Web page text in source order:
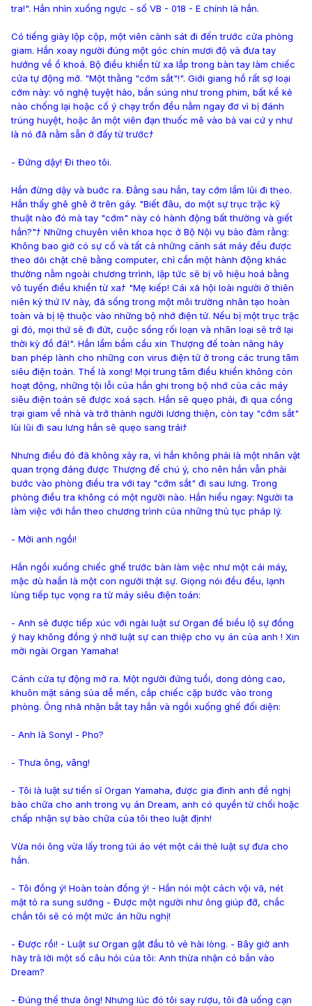
tra!". Hắn nhìn xuống ngực - số VB - 018 - E chính là hắn.
Có tiếng giày lộp cộp, một viên cảnh sát đi đến trước cửa phòng
giam. Hắn xoay người đúng một góc chín mươi độ và đưa tay
hướng về ổ khoá. Bộ điều khiển từ xa lắp trong bàn tay làm chiếc
cửa tự động mở. "Một thằng "cớm sắt"!". Giới giang hồ rất sợ loại
cớm này: võ nghệ tuyệt hảo, bắn súng như trong phim, bất kể kẻ
nào chống lại hoặc cố ý chạy trốn đều nằm ngay đơ vì bị đánh
trúng huyệt, hoặc ăn một viên đạn thuốc mê vào bả vai cứ y như
là nó đã nằm sẵn ở đấy từ trướcﾅ
- Đứng dậy! Đi theo tôi.
Hắn đừng dậy và buớc ra. Đằng sau hắn, tay cớm lầm lũi đi theo.
Hắn thấy ghê ghê ở trên gáy. "Biết đâu, do một sự trục trặc kỹ
thuật nào đó mà tay "cớm" này có hành động bất thường và giết
hắn?"ﾅ Những chuyên viên khoa học ở Bộ Nội vụ bảo đảm rằng:
Không bao giờ có sự cố và tất cả những cảnh sát máy đều được
theo dõi chặt chẽ bằng computer, chỉ cần một hành động khác
thường nằm ngoài chương trrình, lập tức sẽ bị vô hiệu hoá bằng
vô tuyến điều khiển từ xaﾅ "Mẹ kiếp! Cái xã hội loài người ở thiên
niên kỷ thứ IV này, đã sống trong một môi trường nhân tạo hoàn
toàn và bị lệ thuộc vào những bộ nhớ điện tử. Nếu bị một trục trặc
gì đó, mọi thứ sẽ đi đứt, cuộc sống rối loạn và nhân loại sẽ trở lại
thời kỳ đồ đá!". Hắn lẩm bẩm cầu xin Thượng đế toàn năng hãy
ban phép lành cho những con virus điện tử ở trong các trung tâm
siêu điện toán. Thế là xong! Mọi trung tâm điều khiển không còn
hoạt động, những tội lỗi của hắn ghi trong bộ nhớ của các máy
siêu điện toán sẽ được xoá sạch. Hắn sẽ quẹo phải, đi qua cổng
trại giam về nhà và trở thành người lương thiện, còn tay "cớm sắt"
lùi lũi đi sau lưng hắn sẽ quẹo sang tráiﾅ
Nhưng điều đó đã không xảy ra, vì hắn không phải là một nhân vật
quan trọng đáng được Thượng đế chú ý, cho nên hắn vẫn phải
bước vào phòng điều tra với tay "cớm sắt" đi sau lưng. Trong
phòng điều tra không có một người nào. Hắn hiểu ngay: Người ta
làm việc với hắn theo chương trình của những thủ tục pháp lý.
- Mời anh ngồi!
Hắn ngồi xuống chiếc ghế trước bàn làm việc như một cái máy,
mặc dù haắn là một con người thật sự. Giọng nói đều đều, lạnh
lùng tiếp tục vọng ra từ máy siêu điện toán:
- Anh sẽ được tiếp xúc với ngài luật sư Organ để biểu lộ sự đồng
ý hay không đồng ý nhờ luật sự can thiệp cho vụ án của anh ! Xin
mời ngài Organ Yamaha!
Cánh cửa tự động mở ra. Một người đứng tuổi, dong dỏng cao,
khuôn mặt sáng sủa dễ mến, cắp chiếc cặp bước vào trong
phòng. Ông nhã nhặn bắt tay hắn và ngồi xuống ghế đối diện:
- Anh là Sonyl - Pho?
- Thưa ông, vâng!
- Tôi là luật sư tiến sĩ Organ Yamaha, được gia đình anh đề nghị
bào chữa cho anh trong vụ án Dream, anh có quyền từ chối hoặc
chấp nhận sự bào chữa của tôi theo luật định!
Vừa nói ông vừa lấy trong túi áo vét một cái thẻ luật sự đưa cho
hắn.
- Tôi đồng ý! Hoàn toàn đồng ý! - Hắn nói một cách vội vã, nét
mặt tỏ ra sung sướng - Được một người như ông giúp đỡ, chắc
chắn tôi sẽ có một mức án hữu nghị!
- Được rồi! - Luật sư Organ gật đầu tỏ vẻ hài lòng. - Bây giờ anh
hãy trả lời một số câu hỏi của tôi: Anh thừa nhận có bắn vào
Dream?
- Đúng thế thưa ông! Nhưng lúc đó tôi say rượu, tôi đã uống cạn